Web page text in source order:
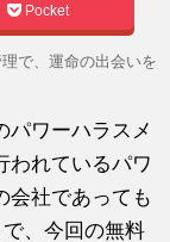
Pocket
で、運命の出会いを
パワーハラスメ
われているパワ
会社であっても
、今回の無料